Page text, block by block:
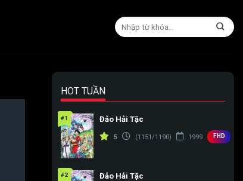
HOT TUẦN
#1 Đảo Hải Tặc
5 (1151/1190) 1999 FHD
#2 Đảo Hải Tặc